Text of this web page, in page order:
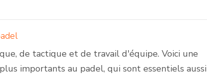
de tactique et de travail d'équipe. Voici une
importants au padel, qui sont essentiels aussi